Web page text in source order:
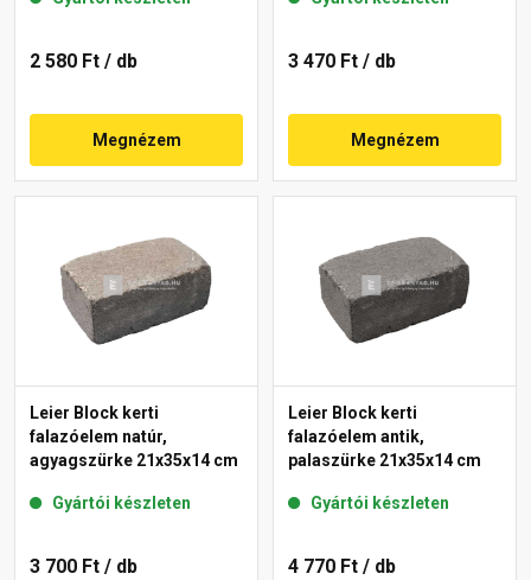
2 580 Ft / db
Megnézem
3 470 Ft / db
Megnézem
Leier Block kerti
falazóelem natúr,
agyagszürke 21x35x14 cm
Gyártói készleten
3 700 Ft / db
Leier Block kerti
falazóelem antik,
palaszürke 21x35x14 cm
Gyártói készleten
4 770 Ft / db